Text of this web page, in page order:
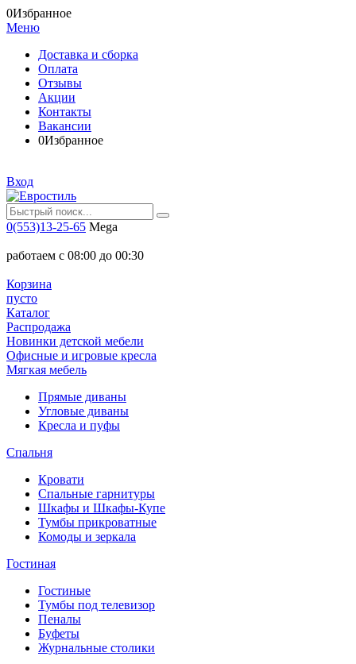
0Избранное
Меню
Доставка и сборка
Оплата
Отзывы
Акции
Контакты
Вакансии
0Избранное
Вход
0(553)13-25-65 Mega
работаем с 08:00 до 00:30
Корзина
пусто
Каталог
Распродажа
Новинки детской мебели
Офисные и игровые кресла
Мягкая мебель
Прямые диваны
Угловые диваны
Кресла и пуфы
Спальня
Кровати
Спальные гарнитуры
Шкафы и Шкафы-Купе
Тумбы прикроватные
Комоды и зеркала
Гостиная
Гостиные
Тумбы под телевизор
Пеналы
Буфеты
Журнальные столики